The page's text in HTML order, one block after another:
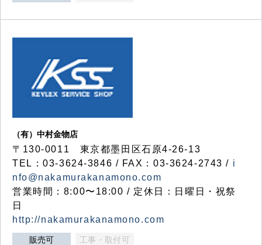
（有）中村金物店
〒130-0011 東京都墨田区石原4-26-13
TEL：03-3624-3846 / FAX：03-3624-2743 / i
nfo@nakamurakanamono.com
営業時間：8:00〜18:00 / 定休日：日曜日・祝祭
日
http://nakamurakanamono.com
販売可 工事・取付可